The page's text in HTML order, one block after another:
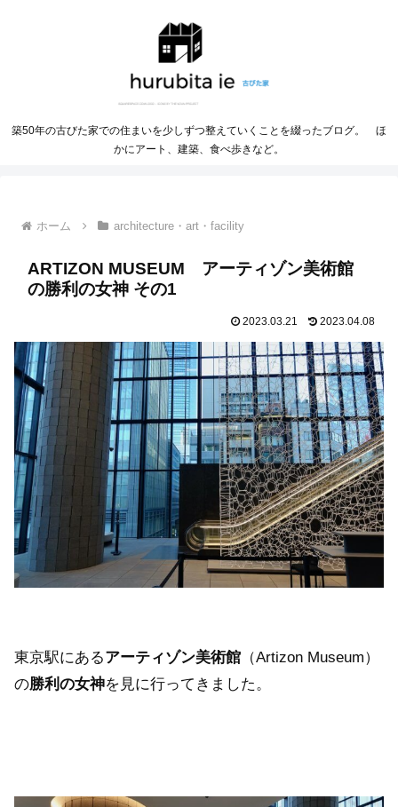
築50年の古びた家での住まいを少しずつ整えていくことを綴ったブログ。 ほ
かにアート、建築、食べ歩きなど。
ホーム architecture・art・facility
ARTIZON MUSEUM アーティゾン美術館
の勝利の女神 その1
2023.03.21 2023.04.08
東京駅にあるアーティゾン美術館 （Artizon Museum）
の勝利の女神を見に行ってきました。